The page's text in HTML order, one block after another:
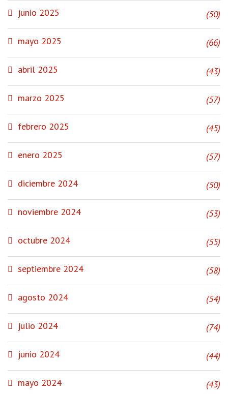
junio 2025 (50)
mayo 2025 (66)
abril 2025 (43)
marzo 2025 (57)
febrero 2025 (45)
enero 2025 (57)
diciembre 2024 (50)
noviembre 2024 (53)
octubre 2024 (55)
septiembre 2024 (58)
agosto 2024 (54)
julio 2024 (74)
junio 2024 (44)
mayo 2024 (43)